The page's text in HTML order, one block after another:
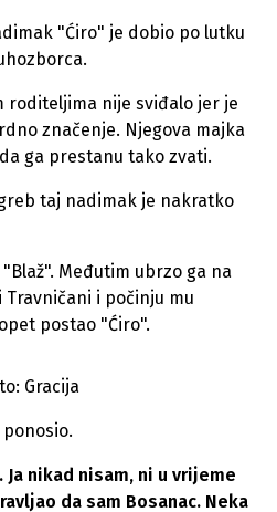
"Ćiro" je dobio po lutku
roditeljima nije sviđalo jer je
značenje. Njegova majka
ga prestanu tako zvati.
taj nadimak je nakratko
Međutim ubrzo ga na
i počinju mu
postao "Ćiro".
Gracija
ponosio.
nikad nisam, ni u vrijeme
da sam Bosanac. Neka